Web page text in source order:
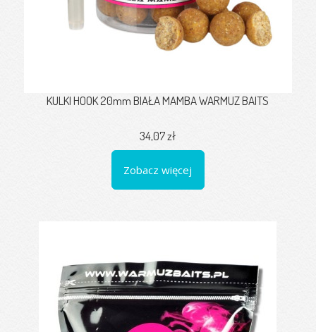
KULKI HOOK 20mm BIAŁA MAMBA WARMUZ BAITS
34,07 zł
Zobacz więcej